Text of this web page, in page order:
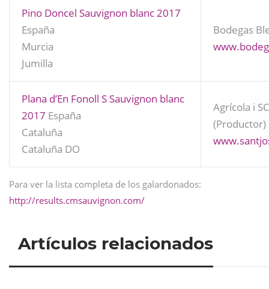
Pino Doncel Sauvignon blanc 2017
España
Murcia
Jumilla
Bodegas
Plana d’En Fonoll S Sauvignon blanc
2017 España
Cataluña
Cataluña DO
Agrícola i
(Productor)
Para ver la lista completa de los galardonados:
http://results.cmsauvignon.com/
Artículos relacionados